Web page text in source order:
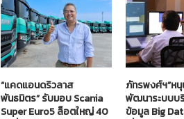
“แคดแอนดริวลาส
พันธมิตร” รับมอบ Scania
Super Euro5 ล็อตใหญ่ 40
ภัทรพงศ์ฯ”หนุ
พัฒนาระบบบ
ข้อมูล Big